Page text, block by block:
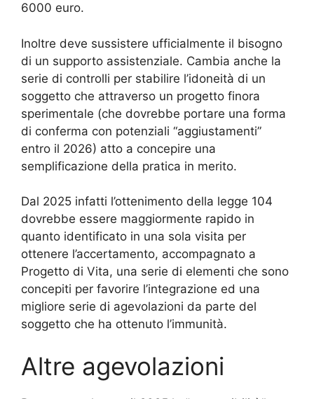
6000 euro.
Inoltre deve sussistere ufficialmente il bisogno
di un supporto assistenziale. Cambia anche la
serie di controlli per stabilire l’idoneità di un
soggetto che attraverso un progetto finora
sperimentale (che dovrebbe portare una forma
di conferma con potenziali “aggiustamenti”
entro il 2026) atto a concepire una
semplificazione della pratica in merito.
Dal 2025 infatti l’ottenimento della legge 104
dovrebbe essere maggiormente rapido in
quanto identificato in una sola visita per
ottenere l’accertamento, accompagnato a
Progetto di Vita, una serie di elementi che sono
concepiti per favorire l’integrazione ed una
migliore serie di agevolazioni da parte del
soggetto che ha ottenuto l’immunità.
Altre agevolazioni